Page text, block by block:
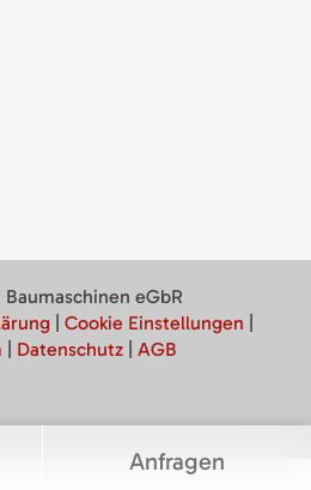
eGbR
Cookie Einstellungen
Datenschutz AGB
Anfragen